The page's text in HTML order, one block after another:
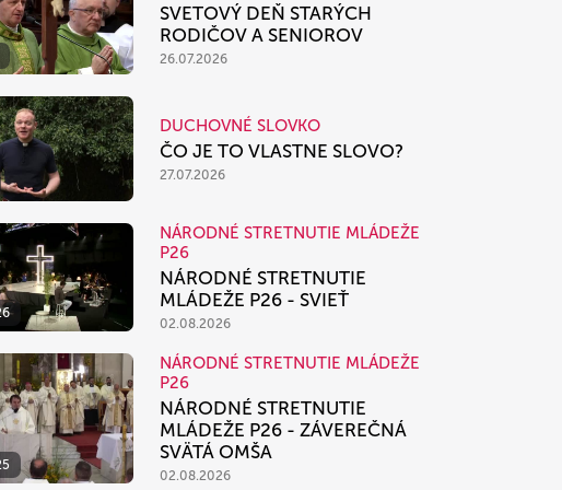
SVETOVÝ DEŇ STARÝCH
RODIČOV A SENIOROV
26.07.2026
DUCHOVNÉ SLOVKO
ČO JE TO VLASTNE SLOVO?
27.07.2026
NÁRODNÉ STRETNUTIE MLÁDEŽE
P26
NÁRODNÉ STRETNUTIE
MLÁDEŽE P26 - SVIEŤ
02.08.2026
NÁRODNÉ STRETNUTIE MLÁDEŽE
P26
NÁRODNÉ STRETNUTIE
MLÁDEŽE P26 - ZÁVEREČNÁ
SVÄTÁ OMŠA
02.08.2026